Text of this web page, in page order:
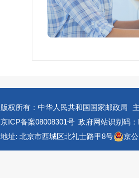
版权所有：中华人民共和国国家邮政局
京ICP备案08008301号 政府网站识别码
地址: 北京市西城区北礼士路甲8号
京